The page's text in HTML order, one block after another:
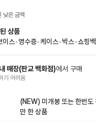
낮은 금액
상품
이스•영수증•케이스•박스•쇼핑백
매장(판교 백화점)에서 구매
기 어려움
(NEW) 미개봉 또는 한번도
만 한 상품